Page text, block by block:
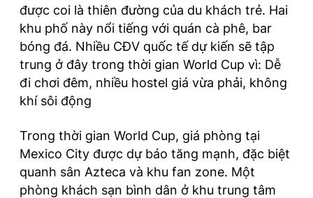
được coi là thiên đường của du khách trẻ. Hai
khu phố này nổi tiếng với quán cà phê, bar
bóng đá. Nhiều CĐV quốc tế dự kiến sẽ tập
trung ở đây trong thời gian World Cup vì: Dễ
đi chơi đêm, nhiều hostel giá vừa phải, không
khí sôi động
Trong thời gian World Cup, giá phòng tại
Mexico City được dự báo tăng mạnh, đặc biệt
quanh sân Azteca và khu fan zone. Một
phòng khách sạn bình dân ở khu trung tâm